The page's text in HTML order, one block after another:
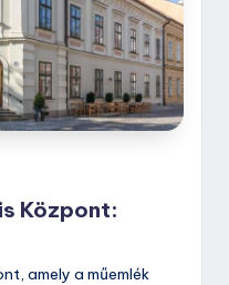
Központ:
amely a műemlék